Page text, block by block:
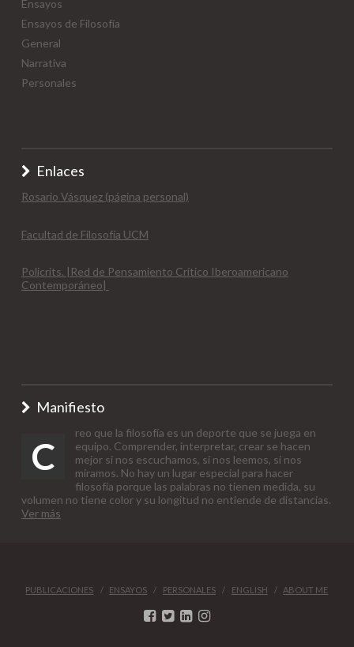
Ensayos
Ensayos de Filosofía
General
Narrativa
Personales
Enlaces
Rosario Vásquez (página personal)
Facultad de Filosofía UCM
Policrits. |Red de Pensamiento Crítico Iberoamericano
Contemporáneo|
Manifiesto
C
reo que la filosofía es un deporte que se juega en
equipo. Comprender, interpretar, crear se hacen
mejor si nos escuchamos, si nos leemos, si nos
miramos. No hay un lugar especial para hacer
filosofía porque las palabras no tienen medida, su
volumen no tiene color y su longitud no entiende de distancias.
Ver más
PUBLICACIONES ENSAYOS PERSONALES ENGLISH ABOUT ME